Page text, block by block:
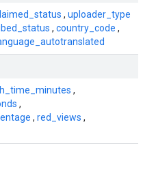
, uploader_type
, country_code ,
,
,
, red_views ,